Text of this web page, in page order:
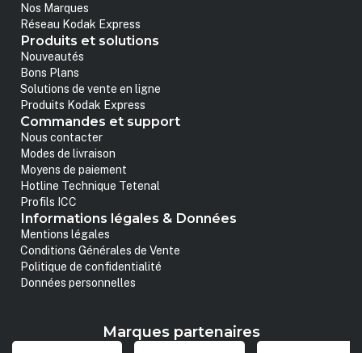
Nos Marques
Réseau Kodak Express
Produits et solutions
Nouveautés
Bons Plans
Solutions de vente en ligne
Produits Kodak Express
Commandes et support
Nous contacter
Modes de livraison
Moyens de paiement
Hotline Technique Tetenal
Profils ICC
Informations légales & Données
Mentions légales
Conditions Générales de Vente
Politique de confidentialité
Données personnelles
Marques partenaires